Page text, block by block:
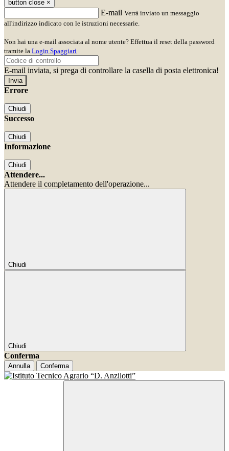
button close ×
E-mail Verrà inviato un messaggio
all'indirizzo indicato con le istruzioni necessarie.
Non hai una e-mail associata al nome utente? Effettua il reset della password
tramite la Login Spaggiari
E-mail inviata, si prega di controllare la casella di posta elettronica!
Errore
Chiudi
Successo
Chiudi
Informazione
Chiudi
Attendere...
Attendere il completamento dell'operazione...
Chiudi
Chiudi
Conferma
Annulla Conferma